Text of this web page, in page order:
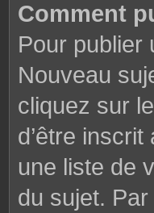
Comment
Pour publier
Nouveau
cliquez sur
d’être
une liste de
du sujet.